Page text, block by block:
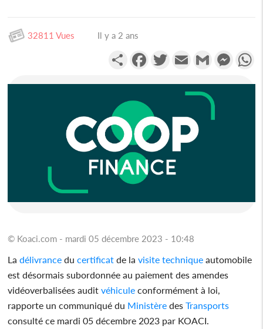
32811 Vues Il y a 2 ans
PartagerFacebookTwitterEmail Gmail
© Koaci.com - mardi 05 décembre 2023 - 10:48
Ladélivrance ducertificat de lavisite technique automobile
est désormais subordonnée au paiement des amendes
vidéoverbalisées auditvéhicule conformément à loi,
rapporte un communiqué du Ministère desTransports
consulté ce mardi 05 décembre 2023 par KOACI.